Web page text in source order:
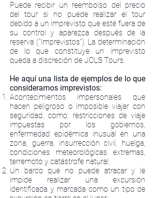
Puede recibir un reembolso del precio
del tour si no puede realizar el tour
debido a un imprevisto que esté fuera de
su control y aparezca después de la
reserva ("Imprevistos"). La determinación
de lo que constituye un imprevisto
queda a discreción de JOLS Tours.
He aquí una lista de ejemplos de lo que
consideramos imprevistos:
Acontecimientos impersonales que
hacen peligroso o imposible viajar con
seguridad, como: restricciones de viaje
impuestas por los gobiernos,
enfermedad epidémica inusual en una
zona, guerra, insurrección civil, huelga,
condiciones meteorológicas extremas,
terremoto y catástrofe natural;
Un barco que no puede atracar y le
impide realizar una excursión
identificada y marcada como un tipo de